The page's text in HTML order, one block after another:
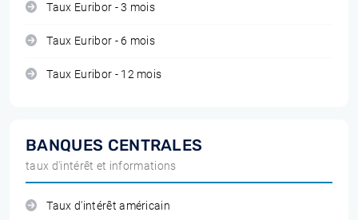
Taux Euribor - 3 mois
Taux Euribor - 6 mois
Taux Euribor - 12 mois
BANQUES CENTRALES
taux d'intérêt et informations
Taux d'intérêt américain